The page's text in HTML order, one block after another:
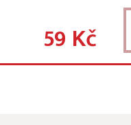
59 Kč